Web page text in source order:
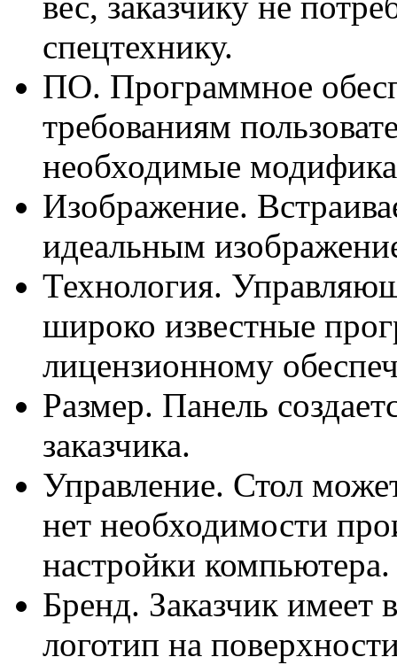
спецтехнику.
ПО. Программное
требованиям
необходимые
Изображение.
идеальным
Технология.
широко известные
лицензионному
Размер. Панель
заказчика.
Управление. Стол
нет необходимости
настройки компьютера.
Бренд. Заказчик имеет
логотип на